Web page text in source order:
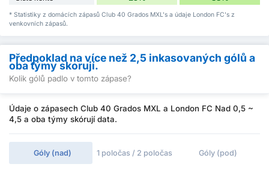
* Statistiky z domácích zápasů Club 40 Grados MXL's a údaje London FC's z
venkovních zápasů.
Předpoklad na více než 2,5 inkasovaných gólů a
oba týmy skorují.
Kolik gólů padlo v tomto zápase?
Údaje o zápasech Club 40 Grados MXL a London FC Nad 0,5 ~
4,5 a oba týmy skórují data.
Góly (nad) 1 poločas / 2 poločas Góly (pod)